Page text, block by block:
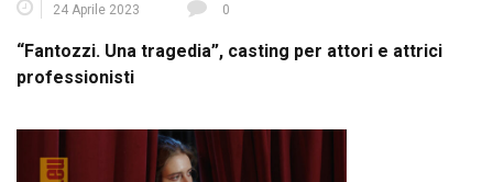
24 Aprile 2023 0
“Fantozzi. Una tragedia”, casting per attori e attrici
professionisti